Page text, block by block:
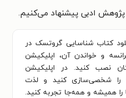
پژوهش ادبی پیشنهاد می‌کنیم.
کتاب شناسایی گروتسک در
و خواندن آن، اپلیکیشن
نصب کنید. در اپلیکیشن
را شخصی‌سازی کنید و لذت
همیشه و همه‌جا تجربه کنید.